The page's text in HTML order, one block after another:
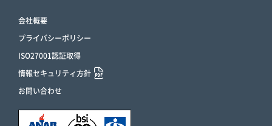
会社概要
プライバシーポリシー
ISO27001認証取得
情報セキュリティ方針
お問い合わせ